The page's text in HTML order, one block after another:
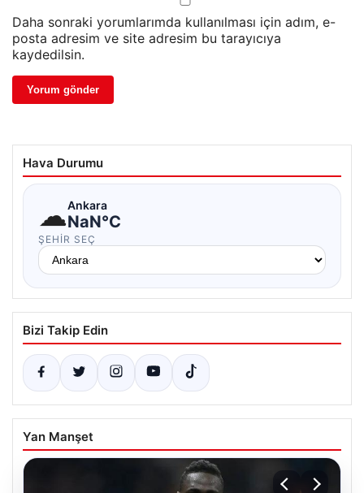
Daha sonraki yorumlarımda kullanılması için adım, e-
posta adresim ve site adresim bu tarayıcıya
kaydedilsin.
Hava Durumu
☁Ankara
NaN°C
ŞEHIR SEÇ
Bizi Takip Edin
Yan Manşet